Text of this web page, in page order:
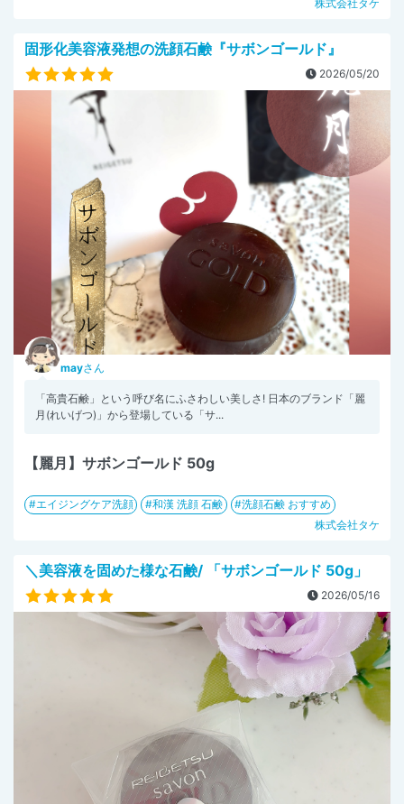
株式会社タケ
固形化美容液発想の洗顔石鹸『サボンゴールド』
2026/05/20
mayさん
「高貴石鹸」という呼び名にふさわしい美しさ! 日本のブランド「麗
月(れいげつ)」から登場している「サ...
【麗月】サボンゴールド 50g
エイジングケア洗顔 和漢 洗顔 石鹸
洗顔石鹸 おすすめ
株式会社タケ
＼美容液を固めた様な石鹸/ 「サボンゴールド 50g」
2026/05/16